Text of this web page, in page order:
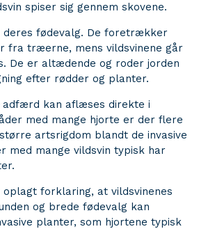
spiser sig gennem skovene.
deres fødevalg. De foretrækker
fra træerne, mens vildsvinene går
De er altædende og roder jorden
efter rødder og planter.
adfærd kan aflæses direkte i
med mange hjorte er der flere
artsrigdom blandt de invasive
med mange vildsvin typisk har
forklaring, at vildsvinenes
og brede fødevalg kan
planter, som hjortene typisk